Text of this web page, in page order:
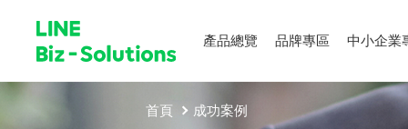
產品總覽 品牌專區 中小企業
首頁 成功案例